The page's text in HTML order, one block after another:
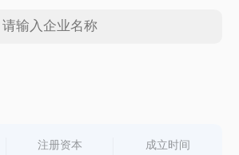
注册资本 成立时间